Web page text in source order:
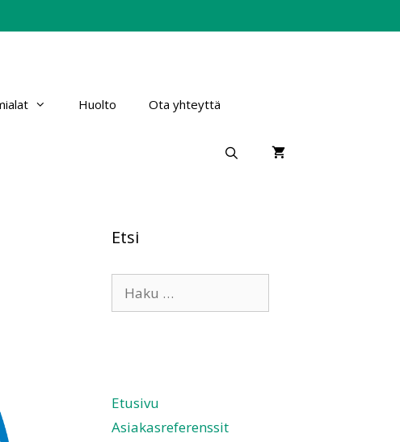
Huolto Ota yhteyttä
Etsi
Etusivu
Asiakasreferenssit